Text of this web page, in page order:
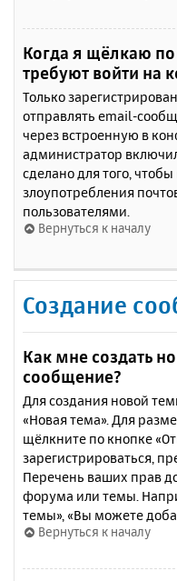
Когда я щёлкаю
требуют войти на
Только
отправлять email-
через встроенную в
администратор
сделано для того,
злоупотребления
пользователями.
Вернуться к началу
Создание
Как мне создать
сообщение?
Для создания новой
«Новая тема». Для
щёлкните по кнопке
зарегистрироваться,
Перечень ваших прав
форума или темы.
темы», «Вы можете
Вернуться к началу